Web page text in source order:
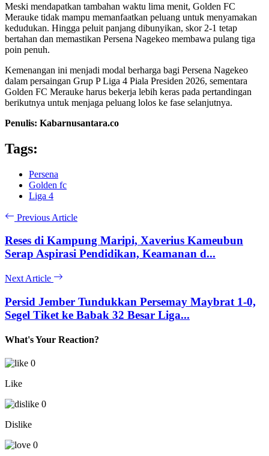
Meski mendapatkan tambahan waktu lima menit, Golden FC
Merauke tidak mampu memanfaatkan peluang untuk menyamakan
kedudukan. Hingga peluit panjang dibunyikan, skor 2-1 tetap
bertahan dan memastikan Persena Nagekeo membawa pulang tiga
poin penuh.
Kemenangan ini menjadi modal berharga bagi Persena Nagekeo
dalam persaingan Grup P Liga 4 Piala Presiden 2026, sementara
Golden FC Merauke harus bekerja lebih keras pada pertandingan
berikutnya untuk menjaga peluang lolos ke fase selanjutnya.
Penulis: Kabarnusantara.co
Tags:
Persena
Golden fc
Liga 4
Previous Article
Reses di Kampung Maripi, Xaverius Kameubun
Serap Aspirasi Pendidikan, Keamanan d...
Next Article
Persid Jember Tundukkan Persemay Maybrat 1-0,
Segel Tiket ke Babak 32 Besar Liga...
What's Your Reaction?
0
Like
0
Dislike
0